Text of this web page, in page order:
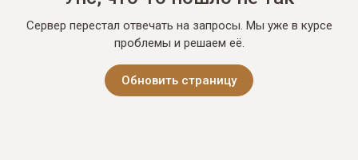
Сервер перестал отвечать на запросы. Мы уже в курсе
проблемы и решаем её.
Обновить страницу